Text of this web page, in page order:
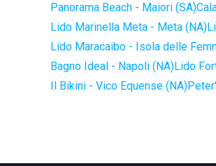
Panorama Beach - Maiori (SA)
Lido Marinella Meta - Meta (NA)
Lido Maracaibo - Isola delle
Bagno Ideal - Napoli (NA)Lido
Il Bikini - Vico Equense (NA)